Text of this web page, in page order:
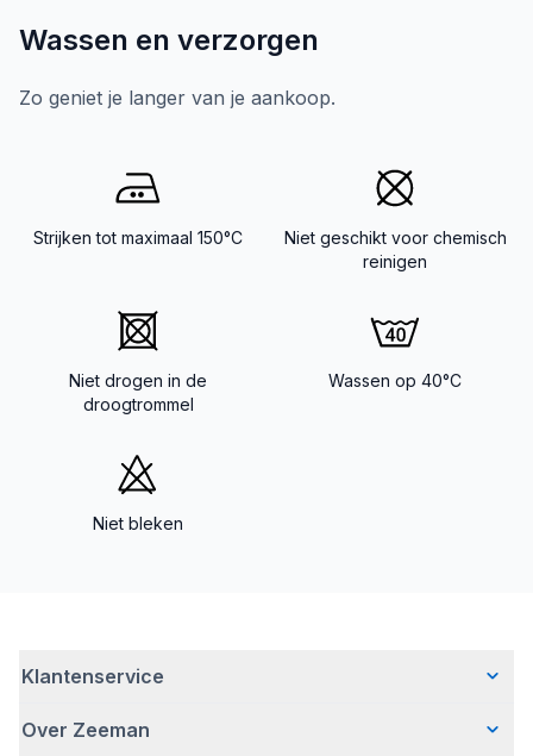
Wassen en verzorgen
Zo geniet je langer van je aankoop.
Strijken tot maximaal 150°C
Niet geschikt voor chemisch
reinigen
Niet drogen in de
droogtrommel
Wassen op 40°C
Niet bleken
Klantenservice
Veelgestelde vragen
Over Zeeman